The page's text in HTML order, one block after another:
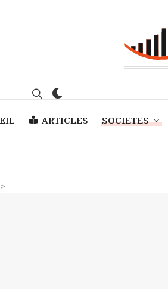
ARTICLES SOCIETES
>